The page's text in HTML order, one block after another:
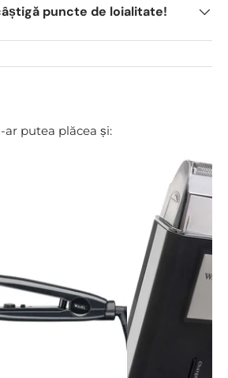
puncte de loialitate!
ar putea plăcea și: